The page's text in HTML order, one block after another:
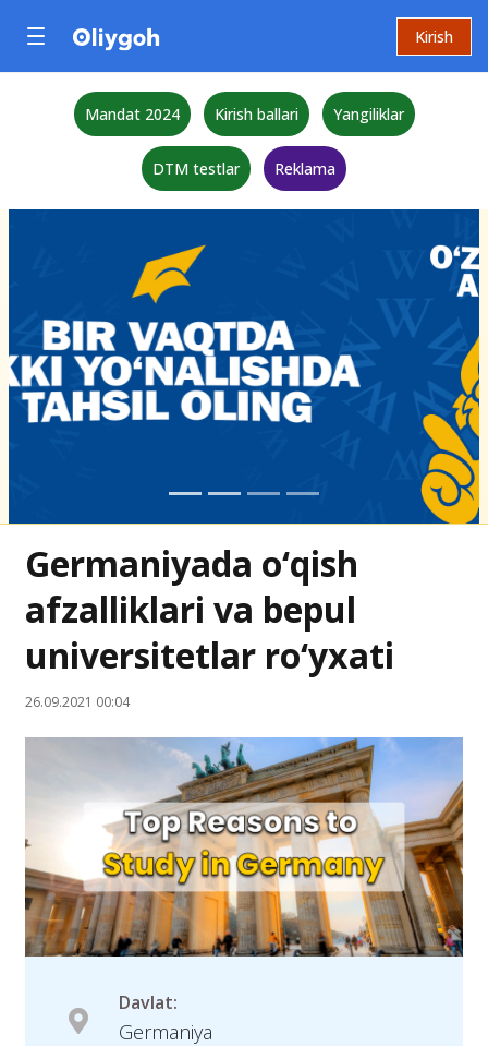
Kirish
Mandat 2024 Kirish ballari Yangiliklar
DTM testlar Reklama
Germaniyada o‘qish
afzalliklari va bepul
universitetlar ro‘yxati
26.09.2021 00:04
Davlat:
Germaniya